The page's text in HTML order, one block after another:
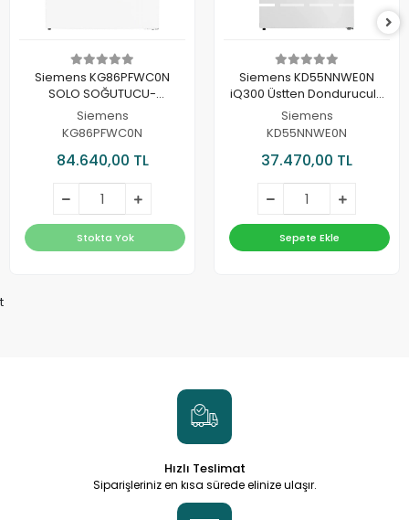
Siemens KG86PFWC0N
SOLO SOĞUTUCU-
DONDURUCU
KOMBINASYONU
Siemens
KG86PFWC0N
84.640,00 TL
Stokta Yok
Siemens KD55NNWE0N
iQ300 Üstten Donduruculu
Buzdolabı
Siemens
KD55NNWE0N
37.470,00 TL
Sepete Ekle
t
Hızlı Teslimat
Siparişleriniz en kısa sürede elinize ulaşır.